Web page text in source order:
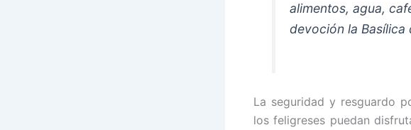
alimentos, agua,
devoción la Basílica
La seguridad y resguardo
los feligreses puedan